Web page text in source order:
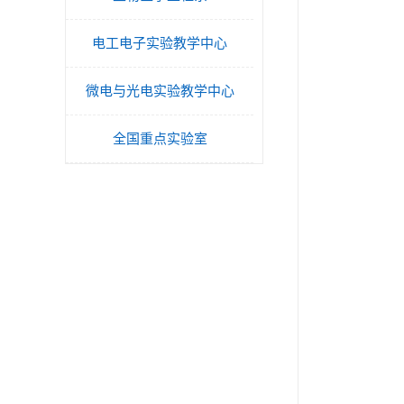
电工电子实验教学中心
微电与光电实验教学中心
全国重点实验室